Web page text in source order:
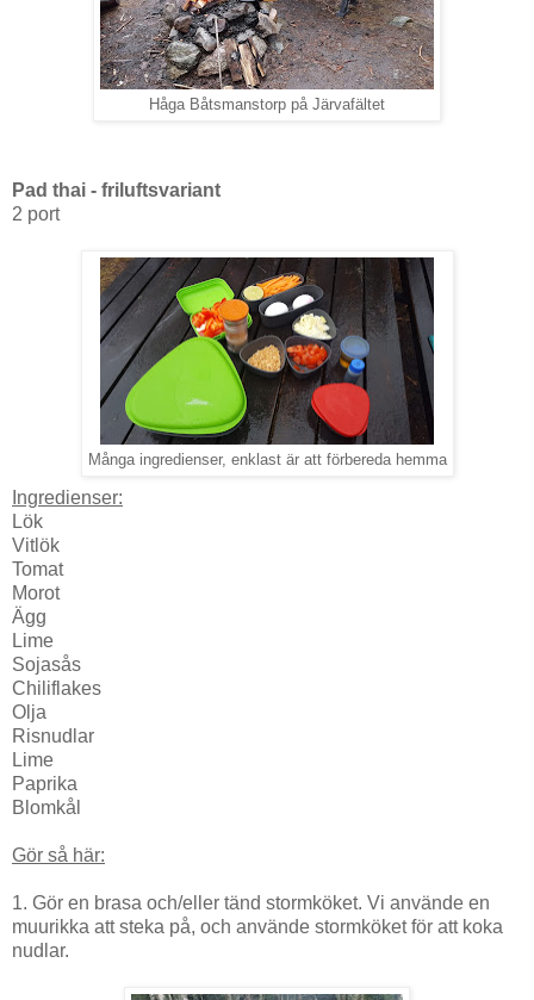
Håga Båtsmanstorp på Järvafältet
Pad thai - friluftsvariant
2 port
Många ingredienser, enklast är att förbereda hemma
Ingredienser:
Lök
Vitlök
Tomat
Morot
Ägg
Lime
Sojasås
Chiliflakes
Olja
Risnudlar
Lime
Paprika
Blomkål
Gör så här:
1. Gör en brasa och/eller tänd stormköket. Vi använde en
muurikka att steka på, och använde stormköket för att koka
nudlar.